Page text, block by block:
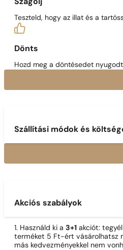
Szagolj
Teszteld, hogy az illat és a
Dönts
Hozd meg a döntésedet
Szállítási módok és
Akciós szabályok
1. Használd ki a 3+1 akciót:
terméket 5 Ft-ért vásárolhatsz
más kedvezményekkel nem